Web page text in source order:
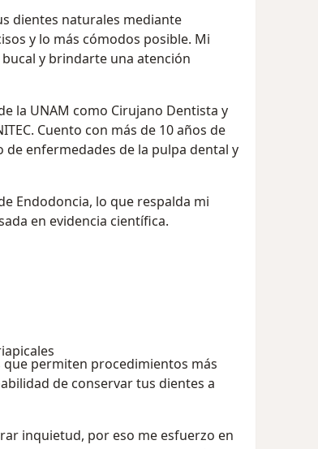
dientes naturales mediante
y lo más cómodos posible. Mi
y brindarte una atención
la UNAM como Cirujano Dentista y
Cuento con más de 10 años de
enfermedades de la pulpa dental y
Endodoncia, lo que respalda mi
en evidencia científica.
que permiten procedimientos más
de conservar tus dientes a
inquietud, por eso me esfuerzo en